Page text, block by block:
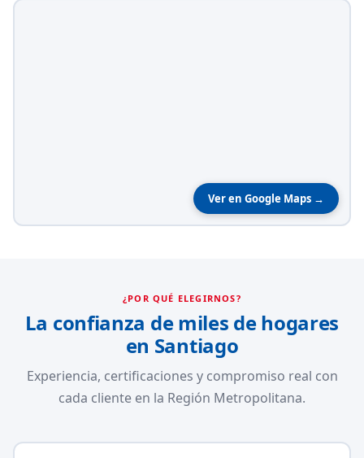
Ver en Google Maps →
¿POR QUÉ ELEGIRNOS?
La confianza de miles de hogares
en Santiago
Experiencia, certificaciones y compromiso real con
cada cliente en la Región Metropolitana.